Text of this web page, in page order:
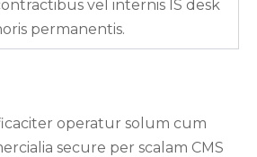
vel internis IS desk
permanentis.
operatur solum cum
secure per scalam CMS